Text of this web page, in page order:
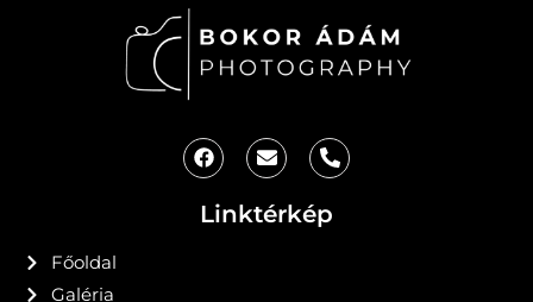
Linktérkép
Főoldal
Galéria